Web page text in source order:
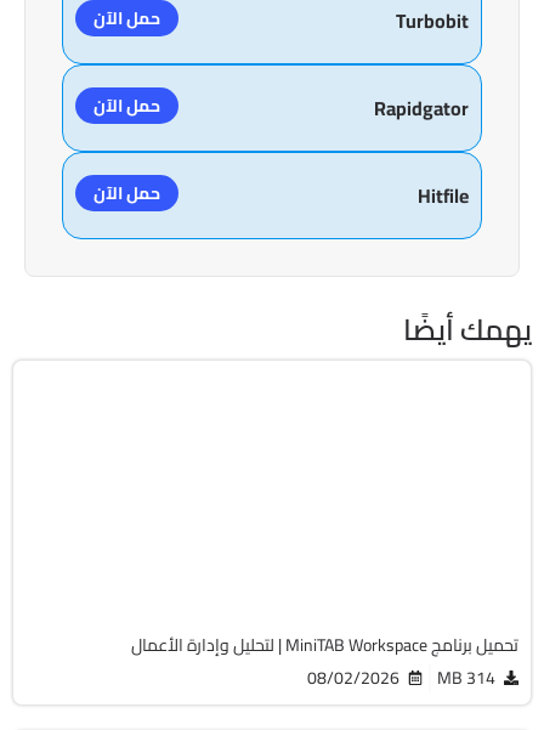
Turbobit حمل الآن
Rapidgator حمل الآن
Hitfile حمل الآن
يهمك أيضًا
تحميل برنامج MiniTAB Workspace | لتحليل وإدارة الأعمال
314 MB
08/02/2026